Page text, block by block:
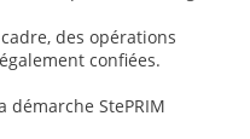
des opérations
confiées.
démarche StePRIM